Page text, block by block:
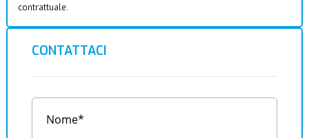
contrattuale.
CONTATTACI